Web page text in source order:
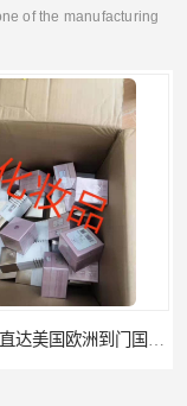
of the manufacturing
河南鹤壁直达美国欧洲到门国际快递药品口罩洗手液消毒水防护衣